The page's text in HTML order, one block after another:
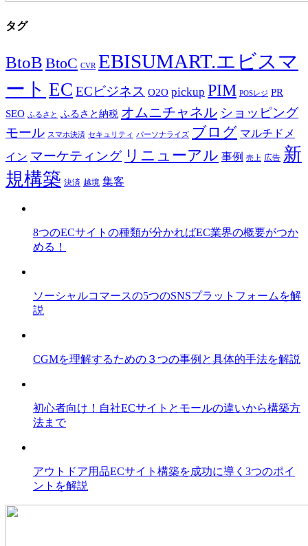
タグ
BtoB BtoC CVR EBISUMART.エビスマ
ート EC ECビジネス O2O pickup PIM POSレジ PR
SEO ふるさと ふるさと納税 オムニチャネル ショッピング
モール スマホ決済 セキュリティ パーソナライズ ブログ マルチドメ
イン マーケティング リニューアル 事例 売上 広告 新
規構築 決済 越境 集客
8つのECサイトの種類が分かればEC業界の概要がつか
める！
ソーシャルコマースの5つのSNSプラットフォームを解
説
CGMを理解するための３つの事例と具体的手法を解説
初心者向け！自社ECサイトとモールの違いから構築方
法まで
アウトドア用品ECサイト構築を成功に導く3つのポイ
ントを解説